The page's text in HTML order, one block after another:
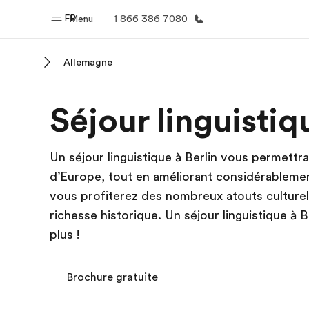
Menu
FR 1 866 386 7080
Bienvenue chez EF Nos
Allemagne
Séjour
Un séjour linguistique à Berlin vous
d’Europe, tout en améliorant
vous profiterez des nombreux atouts
richesse historique. Un séjour linguistique à
plus !
Brochure gratuite